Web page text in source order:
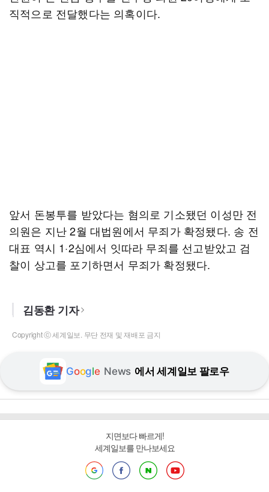
직적으로 전달했다는 의혹이다.
앞서 돈봉투를 받았다는 혐의로 기소됐던 이성만 전
의원은 지난 2월 대법원에서 무죄가 확정됐다. 송 전
대표 역시 1·2심에서 잇따라 무죄를 선고받았고 검
찰이 상고를 포기하면서 무죄가 확정됐다.
김동환 기자
Copyright ⓒ 세계일보. 무단 전재 및 재배포 금지
Google News 에서 세계일보 팔로우
지면보다 빠르게!
세계일보를 만나보세요